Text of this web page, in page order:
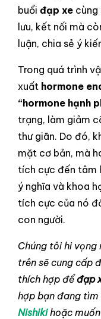
buổi đạp xe cùng
lưu, kết nối mà
luận, chia sẻ ý
Trong quá trình
xuất hormone
“hormone hạnh
trạng, làm giảm
thư giãn. Do đó,
mặt cơ bản, mà
tích cực đến tâm
ý nghĩa và khoa
tích cực của nó
con người.
Chúng tôi hi
trên sẽ cung cấp
thích hợp đểđạp
hợp bạn đang tìm
Nishiki hoặc